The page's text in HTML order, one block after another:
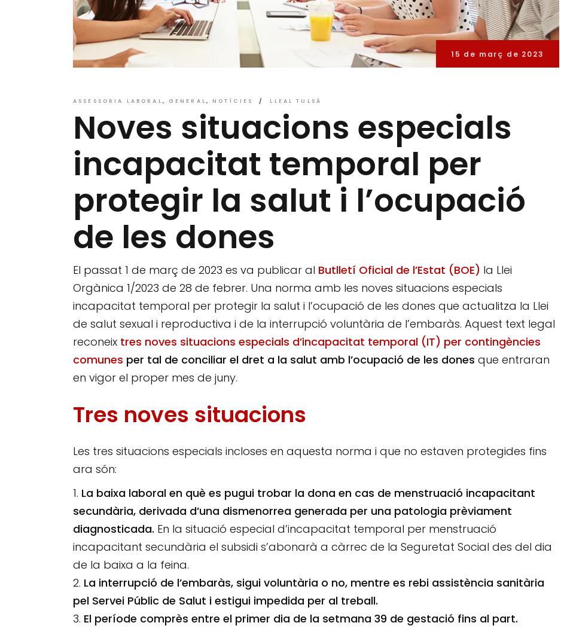
15 de març de 2023
ASSESSORIA LABORAL GENERAL NOTÍCIES LLEAL TULSÀ
Noves situacions especials
incapacitat temporal per
protegir la salut i l’ocupació
de les dones
El passat 1 de març de 2023 es va publicar al Butlletí Oficial de l’Estat (BOE) la Llei
Orgànica 1/2023 de 28 de febrer. Una norma amb les noves situacions especials
incapacitat temporal per protegir la salut i l’ocupació de les dones que actualitza la Llei
de salut sexual i reproductiva i de la interrupció voluntària de l’embaràs. Aquest text legal
reconeix tres noves situacions especials d’incapacitat temporal (IT) per contingències
comunes per tal de conciliar el dret a la salut amb l’ocupació de les dones que entraran
en vigor el proper mes de juny.
Tres noves situacions
Les tres situacions especials incloses en aquesta norma i que no estaven protegides fins
ara són:
La baixa laboral en què es pugui trobar la dona en cas de menstruació incapacitant
secundària, derivada dʼuna dismenorrea generada per una patologia prèviament
diagnosticada. En la situació especial d’incapacitat temporal per menstruació
incapacitant secundària el subsidi s’abonarà a càrrec de la Seguretat Social des del dia
de la baixa a la feina.
La interrupció de l’embaràs, sigui voluntària o no, mentre es rebi assistència sanitària
pel Servei Públic de Salut i estigui impedida per al treball.
El període comprès entre el primer dia de la setmana 39 de gestació fins al part.